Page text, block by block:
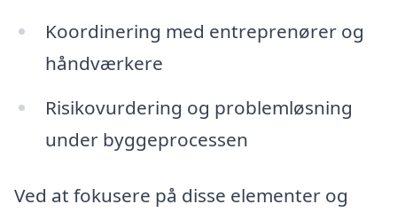
Koordinering med entreprenører og
håndværkere
Risikovurdering og problemløsning
under byggeprocessen
Ved at fokusere på disse elementer og